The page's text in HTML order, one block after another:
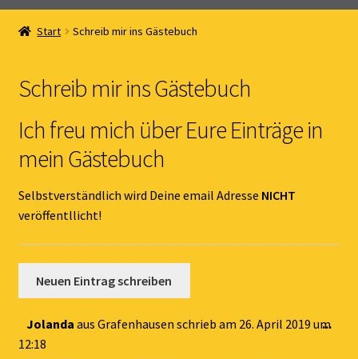
Home
Kernöl Pepi
Übers Kernöl
Kontakt
Gästebuch
Start Schreib mir ins Gästebuch
Schreib mir ins Gästebuch
Ich freu mich über Eure Einträge in
mein Gästebuch
Selbstverständlich wird Deine email Adresse NICHT
veröffentllicht!
Jolanda aus Grafenhausen schrieb am 26. April 2019 um
12:18
...